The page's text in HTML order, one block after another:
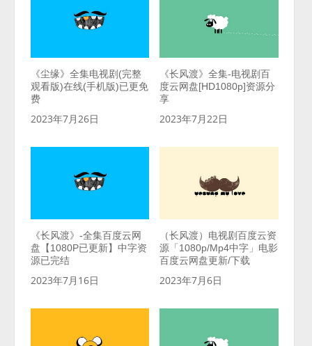
《尘缘》全集电视剧(完整
观看版)在线(手机版)已更免
费
2023年7月26日
《长风渡》全集-电视剧百
度云网盘[HD1080p]资源分
享
2023年7月22日
《长风渡》-全集百度云网
盘【1080P已更新】中字资
源已完结
2023年7月16日
（长风渡）电视剧百度云资
源「1080p/Mp4中字」电影
百度云网盘更新/下载
2023年7月6日